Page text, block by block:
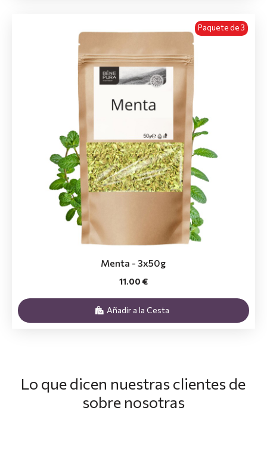
Paquete de 3
Menta - 3x50g
11.00 €
Añadir a la Cesta
Lo que dicen nuestras clientes de
sobre nosotras